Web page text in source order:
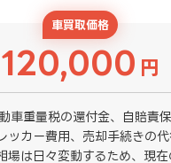
車買取価格
120,000 円
車重量税の還付金、自賠責
ッカー費用、売却手続きの
場は日々変動するため、現